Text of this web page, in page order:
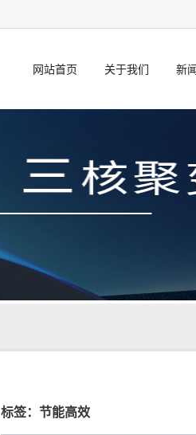
网站首页 关于我们
GSD文化
新
标签：节能高效